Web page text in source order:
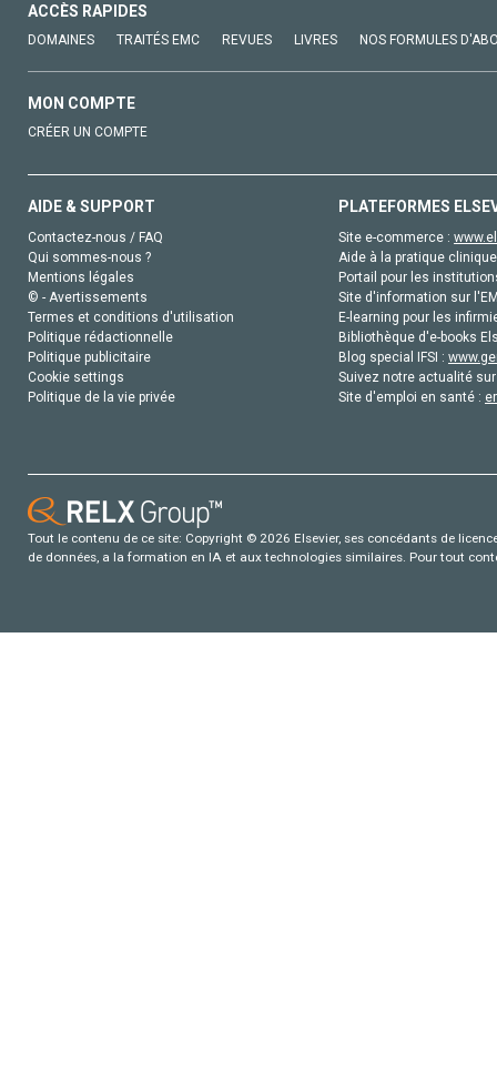
ACCÈS RAPIDES
DOMAINES TRAITÉS EMC REVUES LIVRES NOS FORMULES
MON COMPTE
CRÉER UN COMPTE
AIDE & SUPPORT
Contactez-nous / FAQ
Qui sommes-nous ?
Mentions légales
© - Avertissements
Termes et conditions d'utilisation
Politique rédactionnelle
Politique publicitaire
Cookie settings
Politique de la vie privée
PLATEFORMES
Site e-commerce :
Aide à la pratique
Portail pour les
Site d'information sur
E-learning pour les
Bibliothèque d'e-books
Blog special IFSI :
Suivez notre actualité
Site d'emploi en santé :
Tout le contenu de ce site: Copyright © 2026 Elsevier, ses concédants de
de données, a la formation en IA et aux technologies similaires. Pour tout